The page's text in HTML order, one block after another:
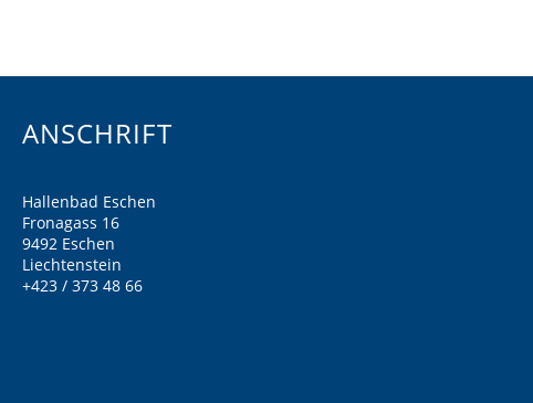
ANSCHRIFT
Hallenbad Eschen
Fronagass 16
9492 Eschen
Liechtenstein
+423 / 373 48 66